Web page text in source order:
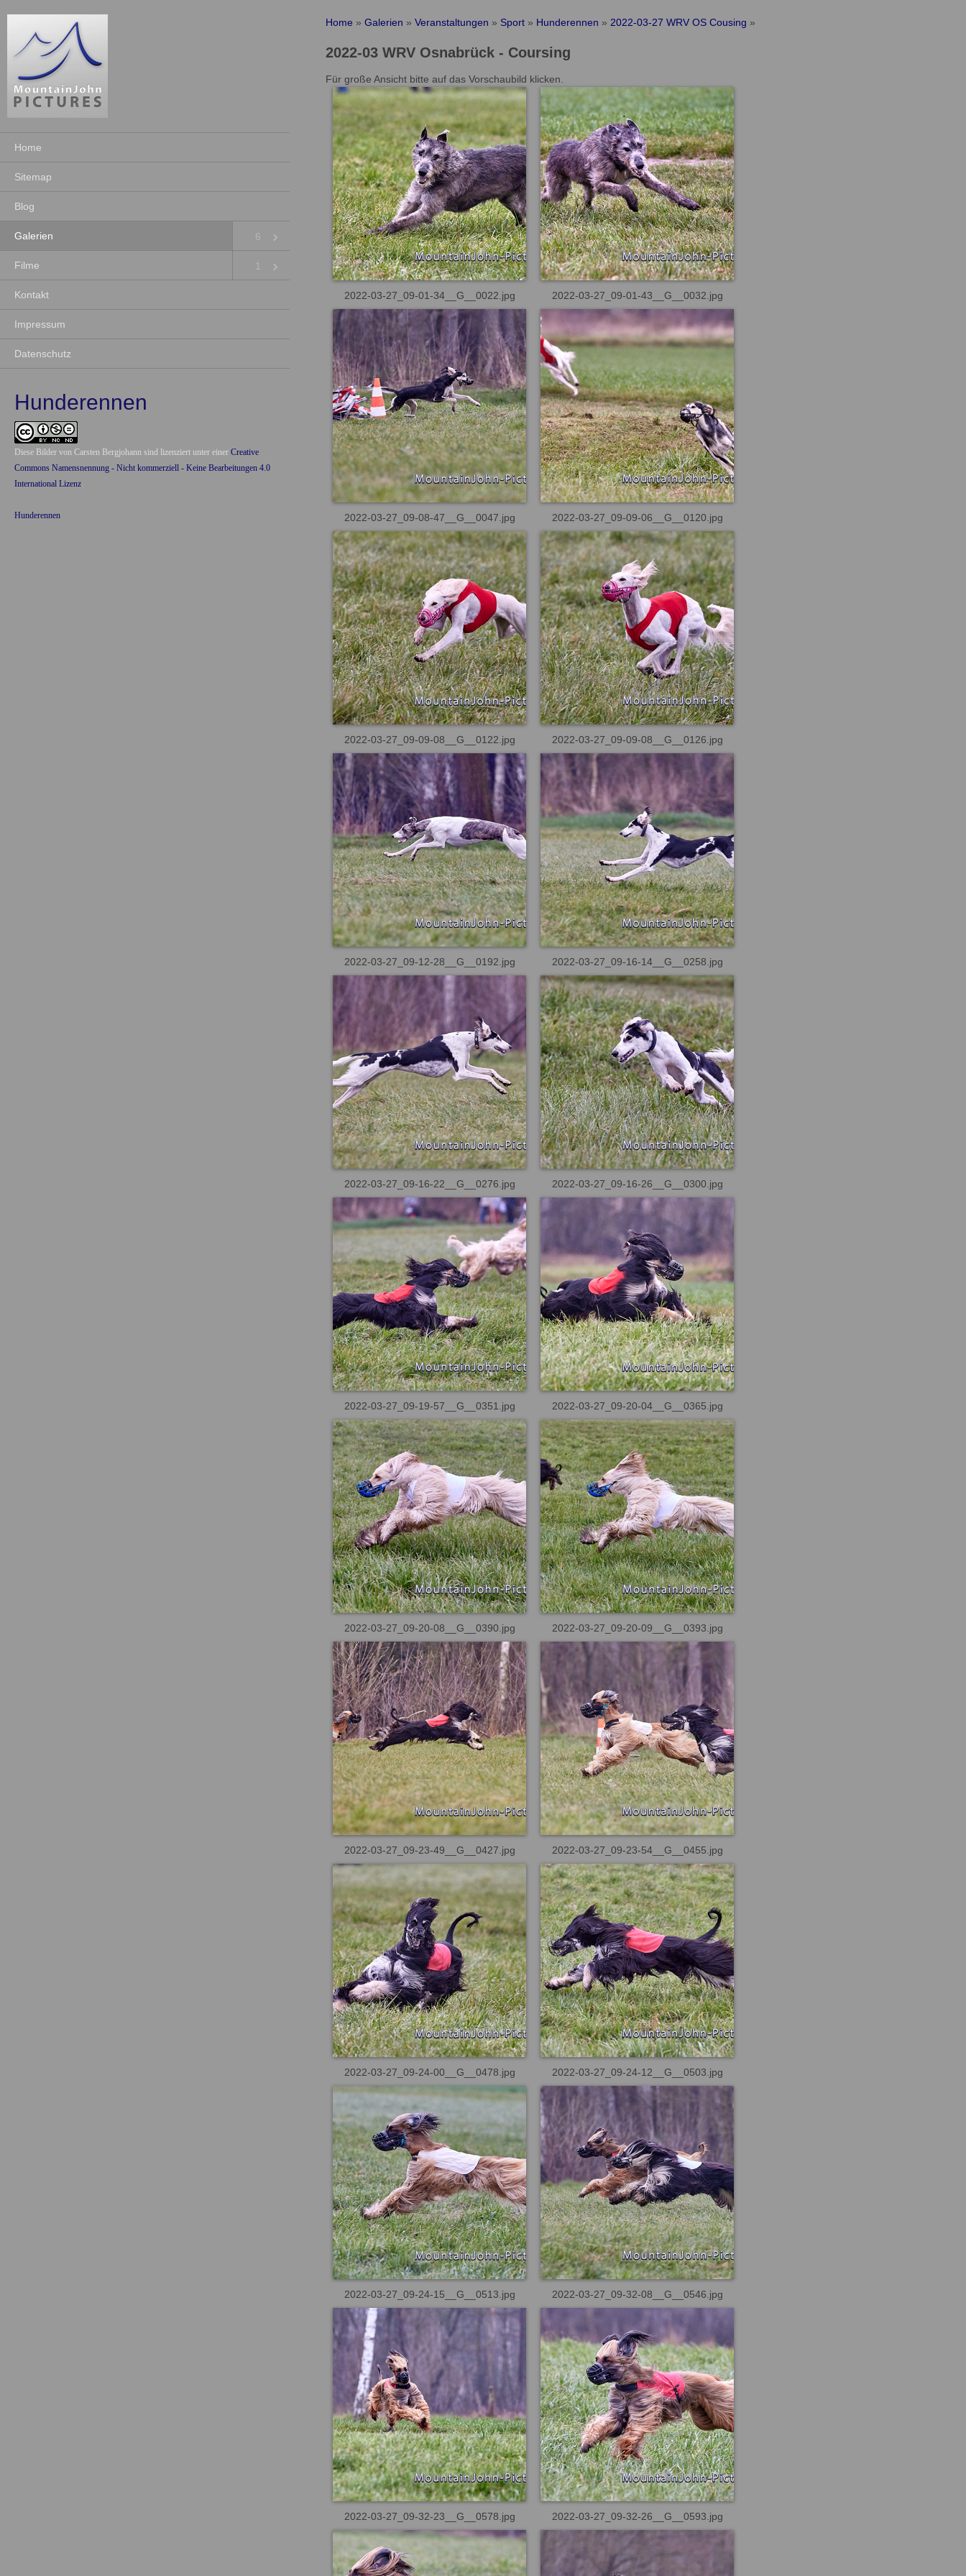
Home
Sitemap
Blog
6
Galerien
1
Filme
Kontakt
Impressum
Datenschutz
Hunderennen
Diese Bilder von Carsten Bergjohann sind lizenziert unter einer Creative
Commons Namensnennung - Nicht kommerziell - Keine Bearbeitungen 4.0
International Lizenz.
Hunderennen
Home »Galerien »Veranstaltungen » Sport » Hunderennen » 2022-03-27 WRV OS Cousing »
2022-03 WRV Osnabrück - Coursing
Für große Ansicht bitte auf das Vorschaubild klicken.
2022-03-27_09-01-34__G__0022.jpg 2022-03-27_09-01-43__G__0032.jpg
2022-03-27_09-08-47__G__0047.jpg 2022-03-27_09-09-06__G__0120.jpg
2022-03-27_09-09-08__G__0122.jpg 2022-03-27_09-09-08__G__0126.jpg
2022-03-27_09-12-28__G__0192.jpg 2022-03-27_09-16-14__G__0258.jpg
2022-03-27_09-16-22__G__0276.jpg 2022-03-27_09-16-26__G__0300.jpg
2022-03-27_09-19-57__G__0351.jpg 2022-03-27_09-20-04__G__0365.jpg
2022-03-27_09-20-08__G__0390.jpg 2022-03-27_09-20-09__G__0393.jpg
2022-03-27_09-23-49__G__0427.jpg 2022-03-27_09-23-54__G__0455.jpg
2022-03-27_09-24-00__G__0478.jpg 2022-03-27_09-24-12__G__0503.jpg
2022-03-27_09-24-15__G__0513.jpg 2022-03-27_09-32-08__G__0546.jpg
2022-03-27_09-32-23__G__0578.jpg 2022-03-27_09-32-26__G__0593.jpg